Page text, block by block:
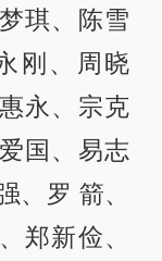
琪、陈雪
刚、周晓
永、宗克
国、易志
、罗 箭、
郑新俭、